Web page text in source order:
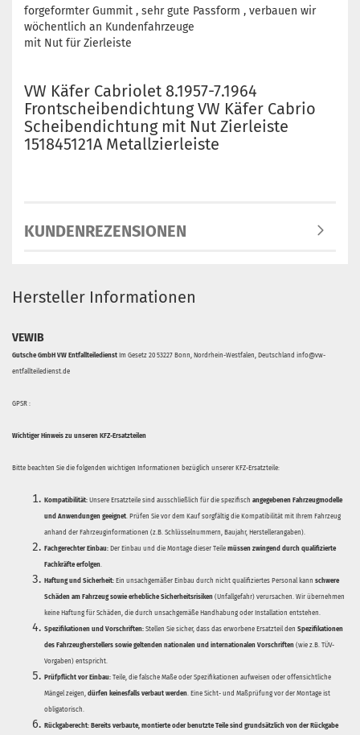
forgeformter Gummit , sehr gute Passform , verbauen wir
wöchentlich an Kundenfahrzeuge
mit Nut für Zierleiste
VW Käfer Cabriolet 8.1957-7.1964
Frontscheibendichtung VW Käfer Cabrio
Scheibendichtung mit Nut Zierleiste
151845121A Metallzierleiste
KUNDENREZENSIONEN
Hersteller Informationen
VEWIB
Gutsche GmbH VW Entfallteiledienst Im Gesetz 20 53227 Bonn, Nordrhein-Westfalen, Deutschland info@vw-
entfallteiledienst.de
GPSR :
Wichtiger Hinweis zu unseren KFZ-Ersatzteilen
Bitte beachten Sie die folgenden wichtigen Informationen bezüglich unserer KFZ-Ersatzteile:
Kompatibilität: Unsere Ersatzteile sind ausschließlich für die spezifisch angegebenen Fahrzeugmodelle
und Anwendungen geeignet. Prüfen Sie vor dem Kauf sorgfältig die Kompatibilität mit Ihrem Fahrzeug
anhand der Fahrzeuginformationen (z.B. Schlüsselnummern, Baujahr, Herstellerangaben).
Fachgerechter Einbau: Der Einbau und die Montage dieser Teile müssen zwingend durch qualifizierte
Fachkräfte erfolgen.
Haftung und Sicherheit: Ein unsachgemäßer Einbau durch nicht qualifiziertes Personal kann schwere
Schäden am Fahrzeug sowie erhebliche Sicherheitsrisiken (Unfallgefahr) verursachen. Wir übernehmen
keine Haftung für Schäden, die durch unsachgemäße Handhabung oder Installation entstehen.
Spezifikationen und Vorschriften: Stellen Sie sicher, dass das erworbene Ersatzteil den Spezifikationen
des Fahrzeugherstellers sowie geltenden nationalen und internationalen Vorschriften (wie z.B. TÜV-
Vorgaben) entspricht.
Prüfpflicht vor Einbau: Teile, die falsche Maße oder Spezifikationen aufweisen oder offensichtliche
Mängel zeigen, dürfen keinesfalls verbaut werden. Eine Sicht- und Maßprüfung vor der Montage ist
obligatorisch.
Rückgaberecht: Bereits verbaute, montierte oder benutzte Teile sind grundsätzlich von der Rückgabe